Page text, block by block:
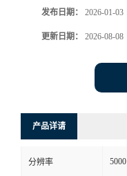
发布日期： 2026-01-03
更新日期： 2026-08-08
产品详请
分辨率 5000